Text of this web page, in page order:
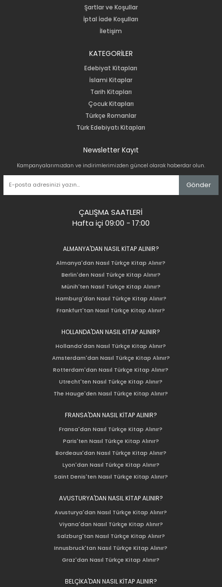
Şartlar ve Koşullar
İptal İade Koşulları
İletişim
KATEGORİLER
Edebiyat Kitapları
İslami Kitaplar
Tarih Kitapları
Çocuk Kitapları
Türkçe Romanlar
Türk Edebiyatı Kitapları
Newsletter Kayıt
Kampanyalarımızdan ve indirimlerimizden güncel olarak haberdar olun.
Gönder
ÇALIŞMA SAATLERİ
Hafta içi 09:00 - 17:00
ALMANYA'DAN NASIL KİTAP ALINIR?
Almanya'dan Nasıl Türkçe Kitap Alınır?
Berlin'den Nasıl Türkçe Kitap Alınır?
Münih'ten Nasıl Türkçe Kitap Alınır?
Hamburg'dan Nasıl Türkçe Kitap Alınır?
Frankfurt'tan Nasıl Türkçe Kitap Alınır?
HOLLANDA'DAN NASIL KİTAP ALINIR?
Hollanda'dan Nasıl Türkçe Kitap Alınır?
Amsterdam'dan Nasıl Türkçe Kitap Alınır?
Rotterdam'dan Nasıl Türkçe Kitap Alınır?
Utrecht'ten Nasıl Türkçe Kitap Alınır?
The Hauge'den Nasıl Türkçe Kitap Alınır?
FRANSA'DAN NASIL KİTAP ALINIR?
Fransa'dan Nasıl Türkçe Kitap Alınır?
Paris'ten Nasıl Türkçe Kitap Alınır?
Bordeaux'dan Nasıl Türkçe Kitap Alınır?
Lyon'dan Nasıl Türkçe Kitap Alınır?
Saint Denis'ten Nasıl Türkçe Kitap Alınır?
AVUSTURYA'DAN NASIL KİTAP ALINIR?
Avusturya'dan Nasıl Türkçe Kitap Alınır?
Viyana'dan Nasıl Türkçe Kitap Alınır?
Salzburg'tan Nasıl Türkçe Kitap Alınır?
Innusbruck'tan Nasıl Türkçe Kitap Alınır?
Graz'dan Nasıl Türkçe Kitap Alınır?
BELÇİKA'DAN NASIL KİTAP ALINIR?